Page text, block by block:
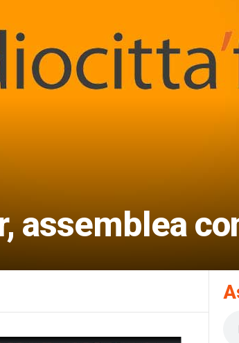
assemblea